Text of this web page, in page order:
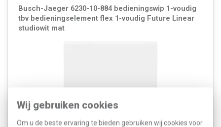
Wij gebruiken cookies
Om u de beste ervaring te bieden gebruiken wij cookies voor
Busch-Jaeger 6230-10-884 bedieningswip 1-voudig
tbv bedieningselement flex 1-voudig Future Linear
studiowit mat